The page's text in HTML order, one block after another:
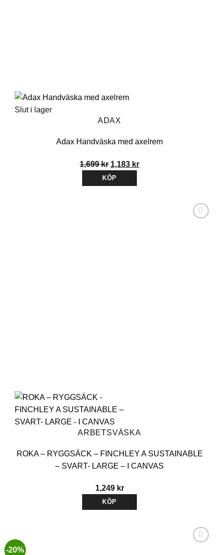
Slut i lager
ADAX
Adax Handväska med axelrem
1,699kr Det
ursprungliga
priset
1,183 krDet
KÖP
ARBETSVÄSKA
ROKA – RYGGSÄCK – FINCHLEY A SUSTAINABLE
– SVART- LARGE – I CANVAS
1,249 kr
KÖP
-20%